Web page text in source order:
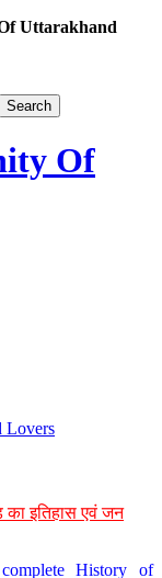
Uttarakhand
Of
Lovers
का इतिहास एवं जन
History of